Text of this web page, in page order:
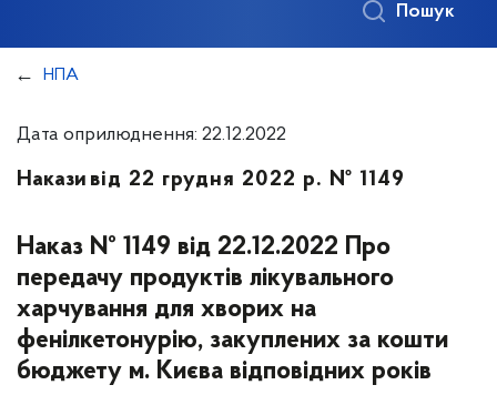
Пошук
НПА
Дата оприлюднення: 22.12.2022
Накази від 22 грудня 2022 р. № 1149
Наказ № 1149 від 22.12.2022 Про
передачу продуктів лікувального
харчування для хворих на
фенілкетонурію, закуплених за кошти
бюджету м. Києва відповідних років